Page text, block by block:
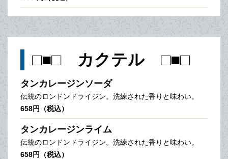
□■□ カクテル □■□
タンカレージンソーダ
伝統のロンドンドライジン。洗練された香りと味わい。
658円（税込）
タンカレージンライム
伝統のロンドンドライジン。洗練された香りと味わい。
658円（税込）